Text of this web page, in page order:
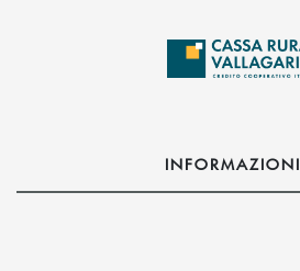
INFORMAZIONI